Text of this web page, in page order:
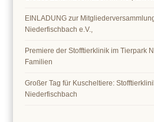
EINLADUNG zur
Niederfischbach e.V.,
Premiere der Stofftierklinik im Tierpark
Familien
Großer Tag für Kuscheltiere:
Niederfischbach